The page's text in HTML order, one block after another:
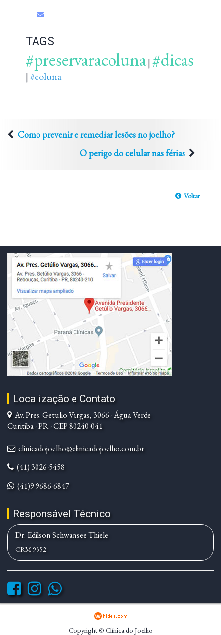
TAGS
#preservaracoluna|#dicas
|#coluna
Como prevenir e remediar lesões no joelho?
O perigo do celular nas férias
Voltar
Localização e Contato
Av. Pres. Getulio Vargas, 3066 - Água Verde
Curitiba - PR - CEP 80240-041
clinicadojoelho@clinicadojoelho.com.br
(41) 3026-5458
(41)9 9686-6847
Responsável Técnico
Dr. Edilson Schwansee Thiele
CRM 9552
Copyright © Clínica do Joelho